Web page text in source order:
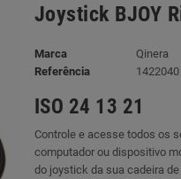
Joystick BJOY
Marca
Qinera
Referência
1422040
ISO 24 13 21
Controle e acesse todos os
computador ou dispositivo
do joystick da sua cadeira de